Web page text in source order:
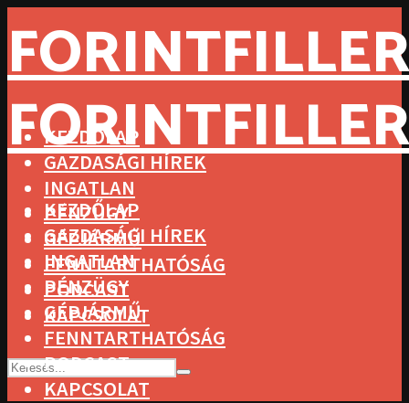
KEZDŐLAP
GAZDASÁGI HÍREK
INGATLAN
PÉNZÜGY
GÉPJÁRMŰ
FENNTARTHATÓSÁG
PODCAST
KAPCSOLAT
KEZDŐLAP
GAZDASÁGI HÍREK
INGATLAN
PÉNZÜGY
GÉPJÁRMŰ
FENNTARTHATÓSÁG
PODCAST
KAPCSOLAT